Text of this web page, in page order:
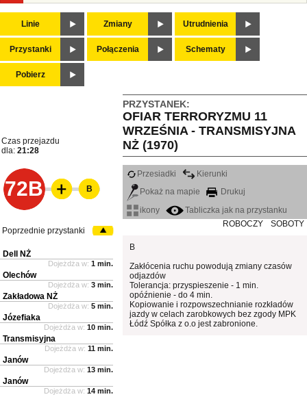
Linie Zmiany Utrudnienia
Przystanki Połączenia Schematy
Pobierz
PRZYSTANEK:
OFIAR TERRORYZMU 11
WRZEŚNIA - TRANSMISYJNA
NŻ (1970)
Czas przejazdu
dla: 21:28
72B
Przesiadki
Kierunki
Pokaż na mapie
Drukuj
ikony
Tabliczka jak na przystanku
ROBOCZY
SOBOTY
B
Zakłócenia ruchu powodują zmiany czasów
odjazdów
Tolerancja: przyspieszenie - 1 min.
opóźnienie - do 4 min.
Kopiowanie i rozpowszechnianie rozkładów
jazdy w celach zarobkowych bez zgody MPK
Łódź Spółka z o.o jest zabronione.
B
Poprzednie przystanki
Dell NŻ
Dojeżdża w: 1 min.
Olechów
Dojeżdża w: 3 min.
Zakładowa NŻ
Dojeżdża w: 5 min.
Józefiaka
Dojeżdża w: 10 min.
Transmisyjna
Dojeżdża w: 11 min.
Janów
Dojeżdża w: 13 min.
Janów
Dojeżdża w: 14 min.